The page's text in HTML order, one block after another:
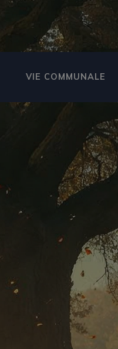
VIE COMMUNALE